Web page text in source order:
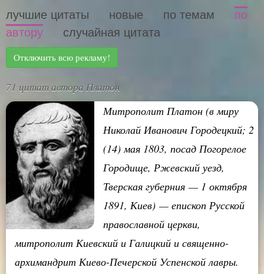
лучшие цитаты новые по темам
по
автору
случайная цитата
Отключить всю рекламу!
71 цитат автора Платон
Митрополит Платон (в миру
Николай Иванович Городецкий; 2
(14) мая 1803, посад Погорелое
Городище, Ржевский уезд,
Тверская губерния — 1 октября
1891, Киев) — епископ Русской
православной церкви,
митрополит Киевский и Галицкий и священно-
архимандрит Киево-Печерской Успенской лавры.